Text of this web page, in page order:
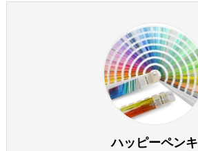
ハッピーペンキ